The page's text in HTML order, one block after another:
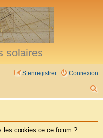
solaires
Connexion
S’enregistrer
e
les cookies de ce forum ?